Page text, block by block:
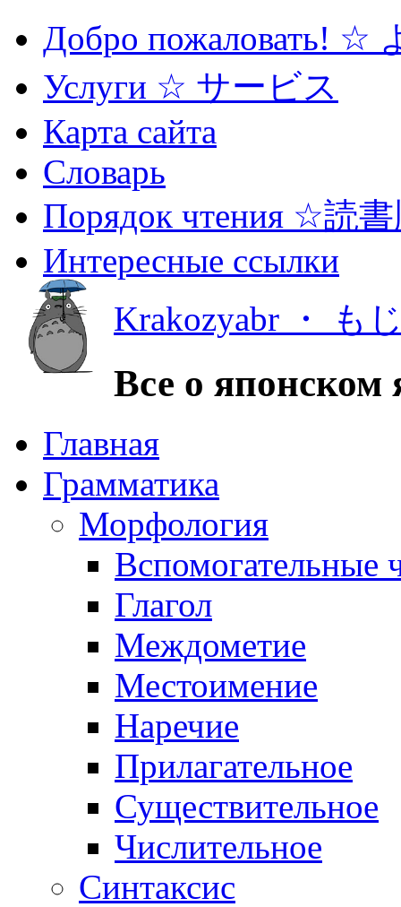
Добро пожаловать! ☆
Услуги ☆ サービス
Карта сайта
Словарь
Порядок чтения ☆読
Интересные ссылки
Krakozyabr ・ も
Все о японском
Главная
Грамматика
Морфология
Вспомогательные
Глагол
Междометие
Местоимение
Наречие
Прилагательное
Существительное
Числительное
Синтаксис